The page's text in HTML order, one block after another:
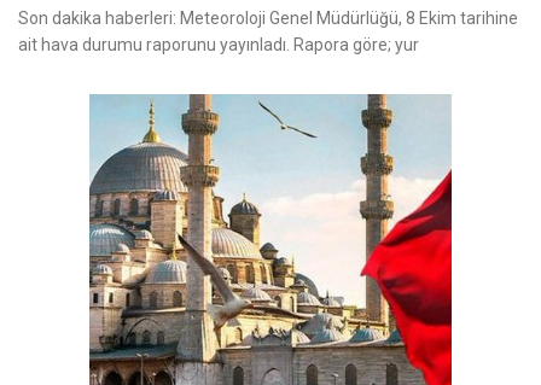
Son dakika haberleri: Meteoroloji Genel Müdürlüğü, 8 Ekim tarihine
ait hava durumu raporunu yayınladı. Rapora göre; yur